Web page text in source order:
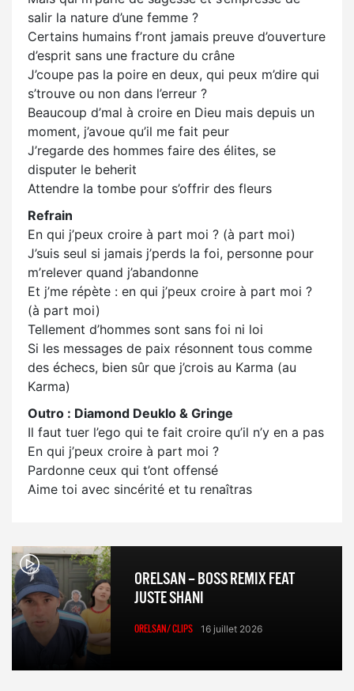
salir la nature d’une femme ?
Certains humains f’ront jamais preuve d’ouverture
d’esprit sans une fracture du crâne
J’coupe pas la poire en deux, qui peux m’dire qui
s’trouve ou non dans l’erreur ?
Beaucoup d’mal à croire en Dieu mais depuis un
moment, j’avoue qu’il me fait peur
J’regarde des hommes faire des élites, se
disputer le beherit
Attendre la tombe pour s’offrir des fleurs
Refrain
En qui j’peux croire à part moi ? (à part moi)
J’suis seul si jamais j’perds la foi, personne pour
m’relever quand j’abandonne
Et j’me répète : en qui j’peux croire à part moi ?
(à part moi)
Tellement d’hommes sont sans foi ni loi
Si les messages de paix résonnent tous comme
des échecs, bien sûr que j’crois au Karma (au
Karma)
Outro : Diamond Deuklo & Gringe
Il faut tuer l’ego qui te fait croire qu’il n’y en a pas
En qui j’peux croire à part moi ?
Pardonne ceux qui t’ont offensé
Aime toi avec sincérité et tu renaîtras
ORELSAN – BOSS REMIX FEAT
JUSTE SHANI
ORELSAN/ CLIPS 16 juillet 2026